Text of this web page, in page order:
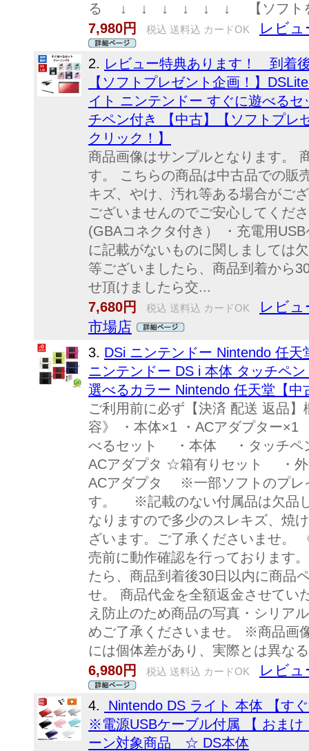
る ↓ ↓ ↓ ↓ ↓ ↓ 【ソフトを
7,980円
税込 送料込 カードOK レビュ
2. レビュー特典あります！ 到着
【ソフトプレゼント企画！】
イト ニンテンドー すぐに遊べる
チペン付き 【中古】【ソフトプレ
クリック！】
商品画像はサンプルとなります。
す。 こちらの商品は中古品での販
キズ、やけ、汚れ等ある場合がご
ございませんのでご安心してくだ
(GBAコネクタ付き） ・充電用
に記載がないものに関しましては
等ございましたら、商品到着から
せ頂けましたら交...
7,680円
税込 送料込 カードOK
レビュ
市場店
3. DSi ニンテンドー Nintendo 任
ニンテンドー DS i 本体 タッチペ
選べるカラー Nintendo 任天堂【中
ご利用前に必ず【決済 配送 返品
容》 ・本体×1 ・ACアダプター
べるセット ・本体 ・タッチペ
ACアダプタ ☆箱有りセット
ACアダプタ ※一部ソフトのプレ
す。 ※記載のない付属品は欠品
なりますので多少のスレキズ、焼
ざいます。ご了承くださいませ。
売前に動作確認を行っております
たら、商品到着後30日以内に商品
せ。 商品代金を全額返金させて
え防止のため商品の写真・シリア
めご了承くださいませ。 ※商品画
には個体差があり、実際とは異な
6,980円
税込 送料込 カードOK レビュ
4.
Nintendo DS ライト 本体 【す
※電源USBケーブル付属 【 おま
ーン対象商品 ☆ DS本体